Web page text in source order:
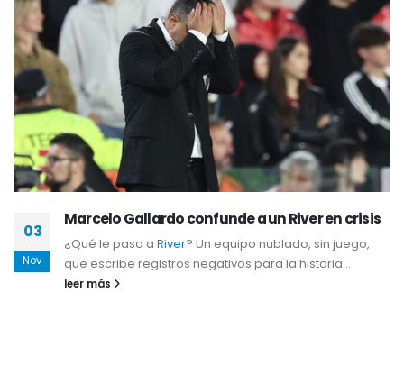
03
Nov
Marcelo Gallardo confunde a un River en crisis
¿Qué le pasa a River? Un equipo nublado, sin juego,
que escribe registros negativos para la historia...
leer más